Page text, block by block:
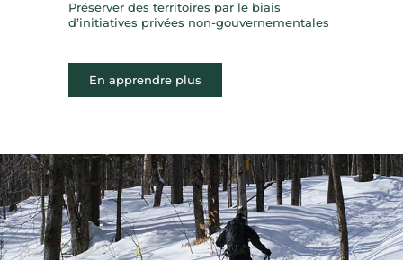
Préserver des territoires par le biais
d’initiatives privées non-gouvernementales
En apprendre plus